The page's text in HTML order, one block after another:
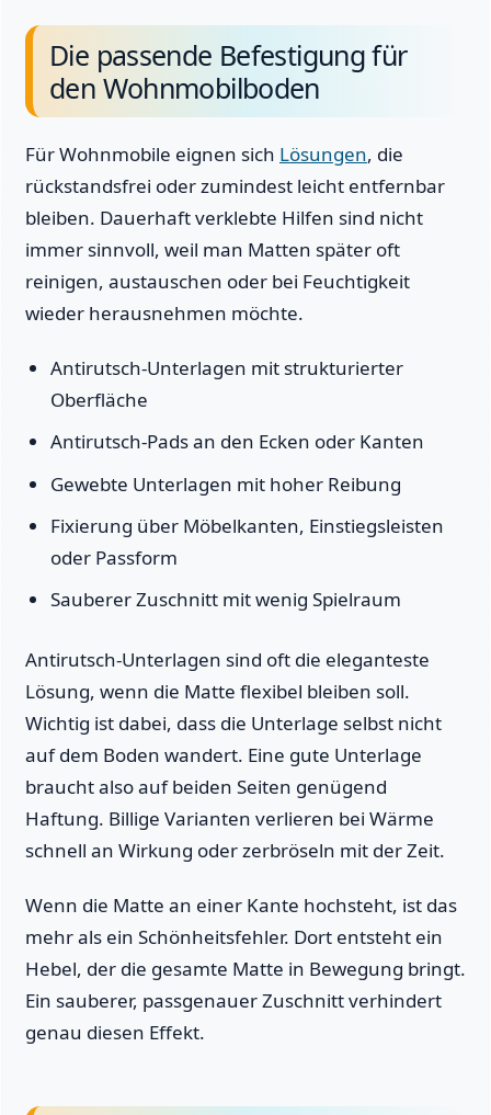
Die passende Befestigung für
den Wohnmobilboden
Für Wohnmobile eignen sich Lösungen, die
rückstandsfrei oder zumindest leicht entfernbar
bleiben. Dauerhaft verklebte Hilfen sind nicht
immer sinnvoll, weil man Matten später oft
reinigen, austauschen oder bei Feuchtigkeit
wieder herausnehmen möchte.
Antirutsch-Unterlagen mit strukturierter
Oberfläche
Antirutsch-Pads an den Ecken oder Kanten
Gewebte Unterlagen mit hoher Reibung
Fixierung über Möbelkanten, Einstiegsleisten
oder Passform
Sauberer Zuschnitt mit wenig Spielraum
Antirutsch-Unterlagen sind oft die eleganteste
Lösung, wenn die Matte flexibel bleiben soll.
Wichtig ist dabei, dass die Unterlage selbst nicht
auf dem Boden wandert. Eine gute Unterlage
braucht also auf beiden Seiten genügend
Haftung. Billige Varianten verlieren bei Wärme
schnell an Wirkung oder zerbröseln mit der Zeit.
Wenn die Matte an einer Kante hochsteht, ist das
mehr als ein Schönheitsfehler. Dort entsteht ein
Hebel, der die gesamte Matte in Bewegung bringt.
Ein sauberer, passgenauer Zuschnitt verhindert
genau diesen Effekt.